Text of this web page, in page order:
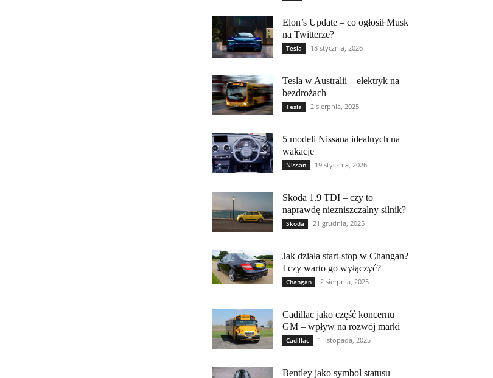
Elon’s Update – co ogłosił Musk
na Twitterze?
Tesla 18 stycznia, 2026
Tesla w Australii – elektryk na
bezdrożach
Tesla 2 sierpnia, 2025
5 modeli Nissana idealnych na
wakacje
Nissan 19 stycznia, 2026
Skoda 1.9 TDI – czy to
naprawdę niezniszczalny silnik?
Skoda 21 grudnia, 2025
Jak działa start-stop w Changan?
I czy warto go wyłączyć?
Changan 2 sierpnia, 2025
Cadillac jako część koncernu
GM – wpływ na rozwój marki
Cadillac 1 listopada, 2025
Bentley jako symbol statusu –